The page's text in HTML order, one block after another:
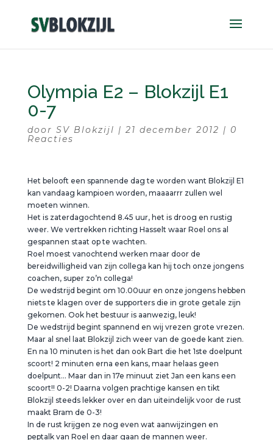
Olympia E2 – Blokzijl E1
0-7
door SV Blokzijl | 21 december 2012 | 0
Reacties
Het belooft een spannende dag te worden want Blokzijl E1
kan vandaag kampioen worden, maaaarrr zullen wel
moeten winnen.
Het is zaterdagochtend 8.45 uur, het is droog en rustig
weer. We vertrekken richting Hasselt waar Roel ons al
gespannen staat op te wachten.
Roel moest vanochtend werken maar door de
bereidwilligheid van zijn collega kan hij toch onze jongens
coachen, super zo’n collega!
De wedstrijd begint om 10.00uur en onze jongens hebben
niets te klagen over de supporters die in grote getale zijn
gekomen. Ook het bestuur is aanwezig, leuk!
De wedstrijd begint spannend en wij vrezen grote vrezen.
Maar al snel laat Blokzijl zich weer van de goede kant zien.
En na 10 minuten is het dan ook Bart die het 1ste doelpunt
scoort! 2 minuten erna een kans, maar helaas geen
doelpunt… Maar dan in 17e minuut ziet Jan een kans een
scoort!! 0-2! Daarna volgen prachtige kansen en tikt
Blokzijl steeds lekker over en dan uiteindelijk voor de rust
maakt Bram de 0-3!
In de rust krijgen ze nog even wat aanwijzingen en
peptalk van Roel en daar gaan de mannen weer.